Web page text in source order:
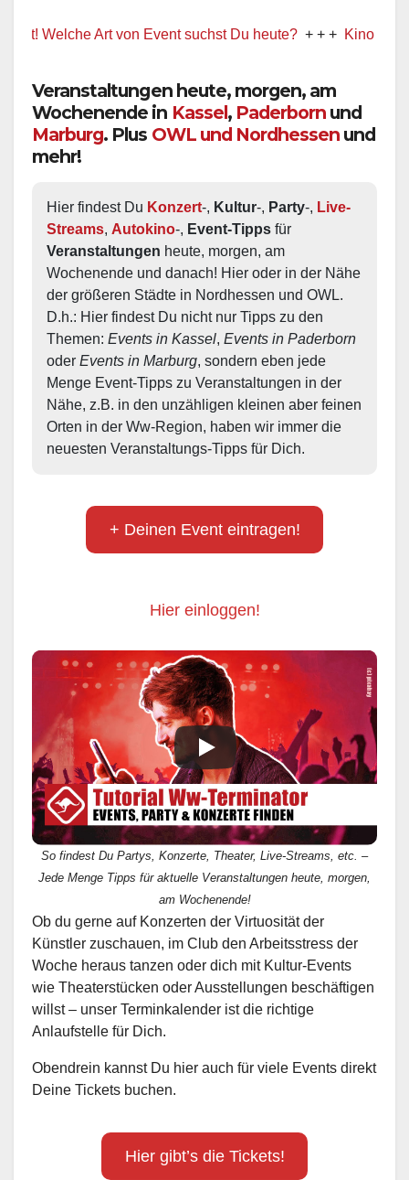
Welche Art von Event suchst Du heute? + + + Kino / Film
Veranstaltungen heute, morgen, am
Wochenende in Kassel, Paderborn und
Marburg. Plus OWL und Nordhessen und
mehr!
Hier findest Du Konzert-, Kultur-, Party-, Live-
Streams, Autokino-, Event-Tipps
Veranstaltungen heute, morgen, am
Wochenende und danach! Hier oder in der Nähe
der größeren Städte in Nordhessen und OWL.
D.h.: Hier findest Du nicht nur Tipps zu den
Themen: Events in Kassel, Events in Paderborn
oder Events in Marburg, sondern eben jede
Menge Event-Tipps zu Veranstaltungen in der
Nähe, z.B. in den unzähligen kleinen aber feinen
Orten in der Ww-Region, haben wir immer die
neuesten Veranstaltungs-Tipps für Dich.
+ Deinen Event eintragen!
Hier einloggen!
So findest Du Partys, Konzerte, Theater, Live-Streams, etc. –
Jede Menge Tipps für aktuelle Veranstaltungen heute, morgen,
am Wochenende!
Ob du gerne auf Konzerten der Virtuosität der
Künstler zuschauen, im Club den Arbeitsstress der
Woche heraus tanzen oder dich mit Kultur-Events
wie Theaterstücken oder Ausstellungen beschäftigen
willst – unser Terminkalender ist die richtige
Anlaufstelle für Dich.
Obendrein kannst Du hier auch für viele Events direkt
Deine Tickets buchen.
Hier gibt’s die Tickets!